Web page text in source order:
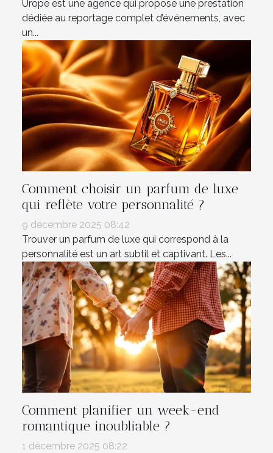
Urope est une agence qui propose une prestation
dédiée au reportage complet d’événements, avec
un...
Comment choisir un parfum de luxe
qui reflète votre personnalité ?
9 décembre 2025 08:42
Trouver un parfum de luxe qui correspond à la
personnalité est un art subtil et captivant. Les...
Comment planifier un week-end
romantique inoubliable ?
1 décembre 2025 08:22